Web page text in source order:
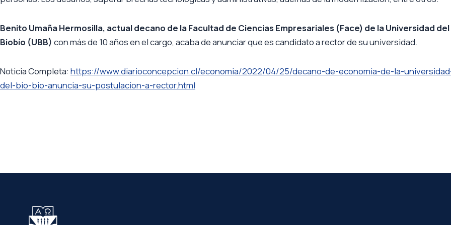
Benito Umaña Hermosilla, actual decano de la Facultad de Ciencias Empresariales (Face) de la Universidad del
Biobío (UBB) con más de 10 años en el cargo, acaba de anunciar que es candidato a rector de su universidad.
Noticia Completa: https://www.diarioconcepcion.cl/economia/2022/04/25/decano-de-economia-de-la-
del-bio-bio-anuncia-su-postulacion-a-rector.html